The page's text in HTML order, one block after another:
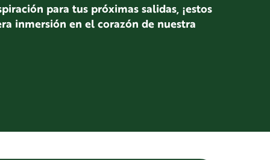
para tus próximas salidas, ¡estos
inmersión en el corazón de nuestra